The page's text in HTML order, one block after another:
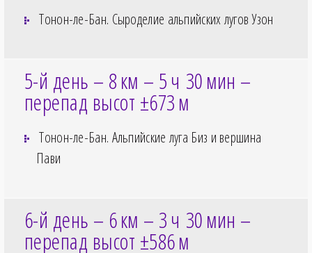
Тонон-ле-Бан. Сыроделие альпийских лугов Узон
5-й день – 8км – 5ч 30мин –
перепад высот ±673м
Тонон-ле-Бан. Альпийские луга Биз и вершина
Пави
6-й день – 6км – 3ч 30мин –
перепад высот ±586м